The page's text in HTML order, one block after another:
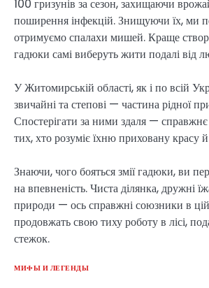
100 гризунів за сезон, захищаючи
поширення інфекцій. Знищуючи їх, ми
отримуємо спалахи мишей. Краще
гадюки самі виберуть жити подалі від
У Житомирській області, як і по всій
звичайні та степові — частина рідної
Спостерігати за ними здаля —
тих, хто розуміє їхню приховану красу
Знаючи, чого бояться змії гадюки, ви
на впевненість. Чиста ділянка, дружні
природи — ось справжні союзники в
продовжать свою тиху роботу в лісі,
стежок.
МИФЫ И ЛЕГЕНДЫ